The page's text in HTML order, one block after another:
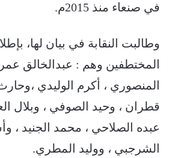
في صنعاء منذ 2015م.
وطالبت النقابة في بيان لها،
المختطفين وهم : عبدالخالق
المنصوري ، أكرم الوليدي
قطران ، وحيد الصوفي ، وبلال
عبده الصلاحي ، محمد الجنيد ،
الشرجبي ، ووليد المطري.